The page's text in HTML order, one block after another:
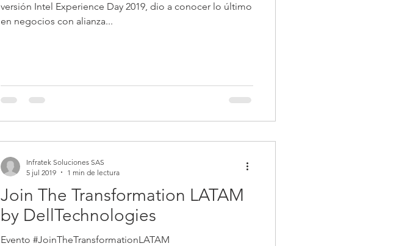
versión Intel Experience Day 2019, dio a conocer lo último
en negocios con alianza...
Join The Transformation LATAM
by DellTechnologies
Evento #JoinTheTransformationLATAM
Infratek Soluciones SAS
5 jul 2019
1 min de lectura